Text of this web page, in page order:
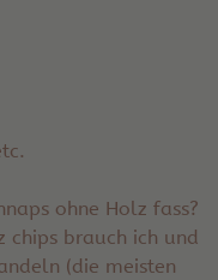
ohne Holz fass?
chips brauch ich und
(die meisten